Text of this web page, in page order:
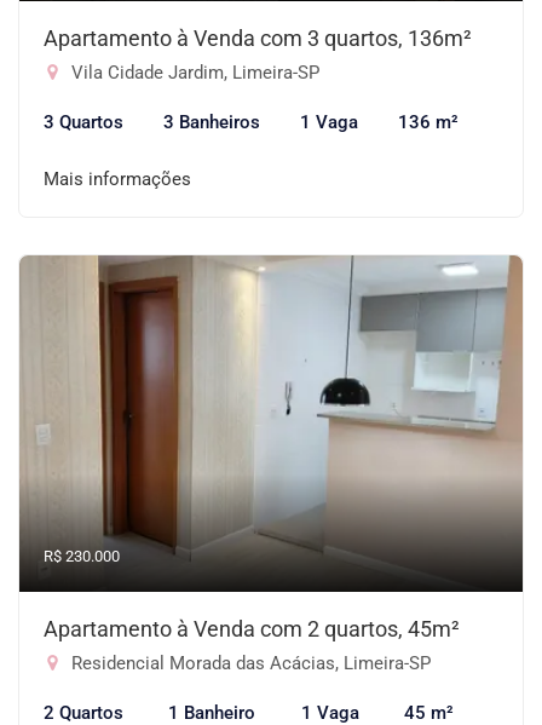
Apartamento à Venda com 3 quartos, 136m²
Vila Cidade Jardim, Limeira-SP
3 Quartos 3 Banheiros 1 Vaga 136 m²
Mais informações
R$ 230.000
Apartamento à Venda com 2 quartos, 45m²
Residencial Morada das Acácias, Limeira-SP
2 Quartos 1 Banheiro 1 Vaga 45 m²